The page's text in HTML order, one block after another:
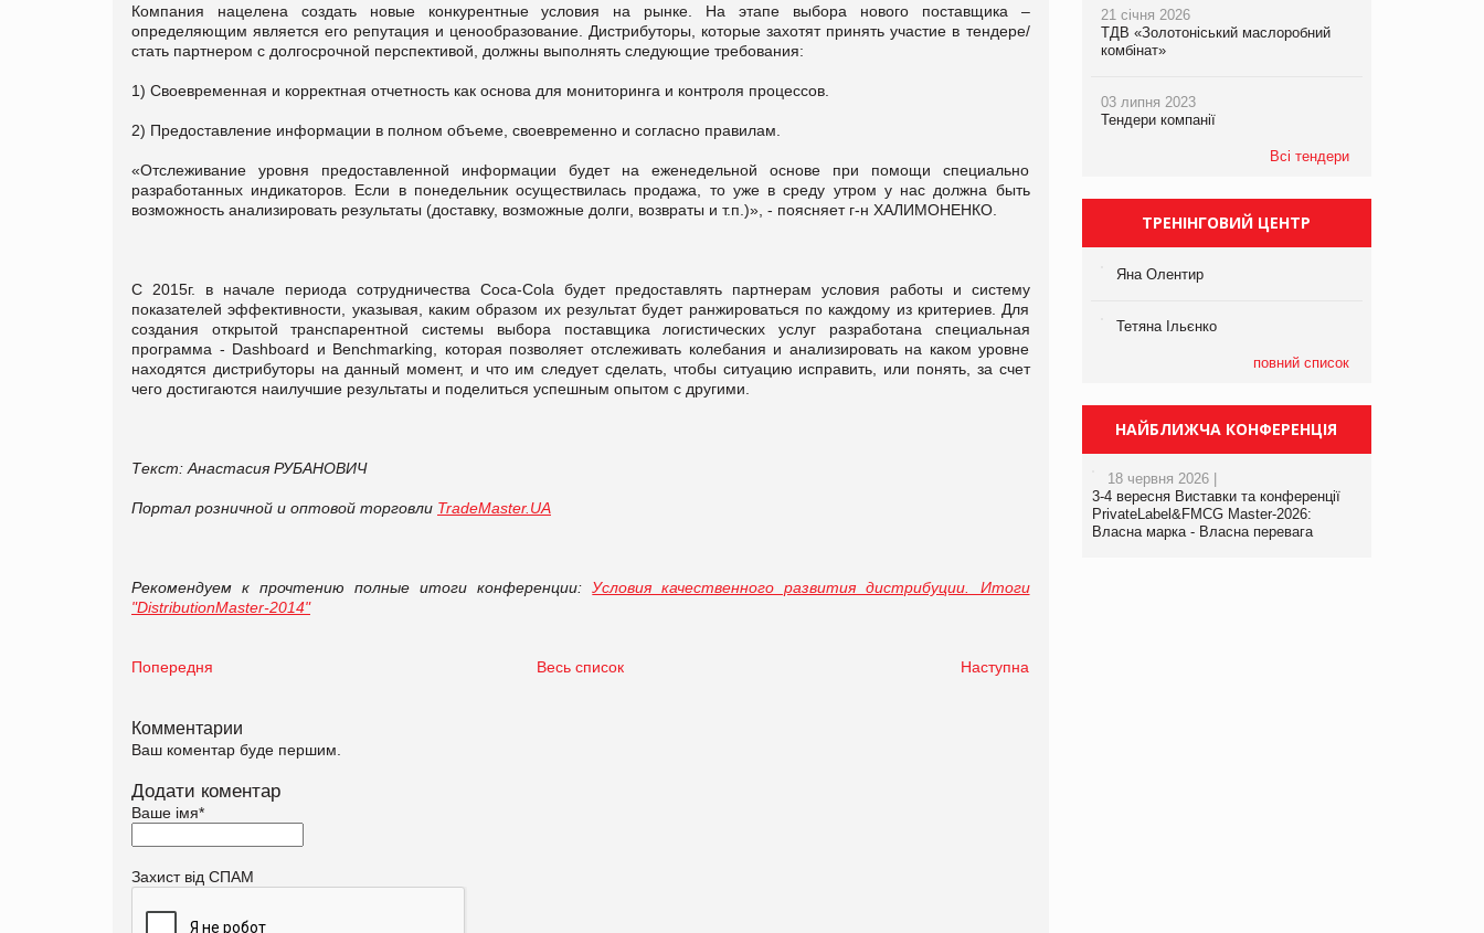
Компания нацелена создать новые конкурентные условия на рынке. На этапе выбора нового поставщика –
определяющим является его репутация и ценообразование. Дистрибуторы, которые захотят принять участие в тендере/
стать партнером с долгосрочной перспективой, должны выполнять следующие требования:
1) Своевременная и корректная отчетность как основа для мониторинга и контроля процессов.
2) Предоставление информации в полном объеме, своевременно и согласно правилам.
«Отслеживание уровня предоставленной информации будет на еженедельной основе при помощи специально
разработанных индикаторов. Если в понедельник осуществилась продажа, то уже в среду утром у нас должна быть
возможность анализировать результаты (доставку, возможные долги, возвраты и т.п.)», - поясняет г-н ХАЛИМОНЕНКО.
С 2015г. в начале периода сотрудничества Сoca-Cola будет предоставлять партнерам условия работы и систему
показателей эффективности, указывая, каким образом их результат будет ранжироваться по каждому из критериев. Для
создания открытой транспарентной системы выбора поставщика логистических услуг разработана специальная
программа - Dashboard и Benchmarking, которая позволяет отслеживать колебания и анализировать на каком уровне
находятся дистрибуторы на данный момент, и что им следует сделать, чтобы ситуацию исправить, или понять, за счет
чего достигаются наилучшие результаты и поделиться успешным опытом с другими.
Текст: Анастасия РУБАНОВИЧ
Портал розничной и оптовой торговли TradeMaster.UA
Рекомендуем к прочтению полные итоги конференции:Условия качественного развития дистрибуции. Итоги
"DistributionMaster-2014"
Попередня Весь список Наступна
Комментарии
Ваш коментар буде першим.
Додати коментар
Ваше імя*
Захист від СПАМ
21 січня 2026
ТДВ «Золотоніський маслоробний
комбінат»
03 липня 2023
Тендери компанії
Всі тендери
ТРЕНІНГОВИЙ ЦЕНТР
Яна Олентир
Тетяна Ільєнко
повний список
НАЙБЛИЖЧА КОНФЕРЕНЦІЯ
18 червня 2026 |
3-4 вересня Виставки та конференції
PrivateLabel&FMCG Master-2026:
Власна марка - Власна перевага